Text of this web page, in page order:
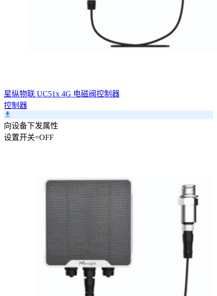
星纵物联 UC51x 4G 电磁阀控制器
控制器
向设备下发属性
设置开关=OFF